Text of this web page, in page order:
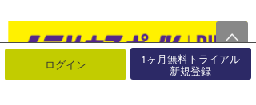
ログイン 1ヶ月無料トライアル
新規登録